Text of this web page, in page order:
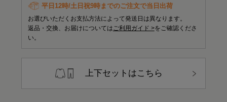
平日12時/土日祝9時までのご注文で当日出荷
お選びいただくお支払方法によって発送日は異なります。
返品・交換、お届けについては ご利用ガイド >をご確認くださ
い。
上下セットはこちら